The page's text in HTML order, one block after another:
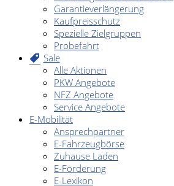
Garantieverlängerung
Kaufpreisschutz
Spezielle Zielgruppen
Probefahrt
Sale
Alle Aktionen
PKW Angebote
NFZ Angebote
Service Angebote
E-Mobilität
Ansprechpartner
E-Fahrzeugbörse
Zuhause Laden
E-Förderung
E-Lexikon